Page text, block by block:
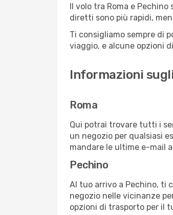
Il volo tra Roma e
diretti sono più rapidi,
Ti consigliamo sempre di
viaggio, e alcune opzioni
Informazioni
Roma
Qui potrai trovare tutti i
un negozio per qualsiasi
mandare le ultime e-mail
Pechino
Al tuo arrivo a Pechino, ti
negozio nelle vicinanze
opzioni di trasporto per il